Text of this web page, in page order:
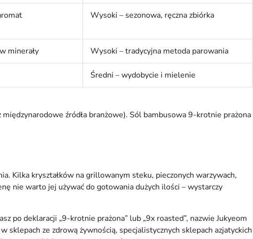
Wysoki – sezonowa, ręczna zbiórka
minerały Wysoki – tradycyjna metoda parowania
Średni – wydobycie i mielenie
źródła branżowe). Sól bambusowa 9-krotnie prażona
Kilka kryształków na grillowanym steku, pieczonych warzywach,
nie warto jej używać do gotowania dużych ilości – wystarczy
po deklaracji „9-krotnie prażona” lub „9x roasted”, nazwie Jukyeom
ze zdrową żywnością, specjalistycznych sklepach azjatyckich